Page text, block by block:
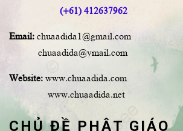
(+61) 412637962
Email: chuaadida1@gmail.com
chuaadida@ymail.com
Website: www.chuaadida.com
www.chuaadida.net
CHỦ ĐỀ PHẬT GIÁO